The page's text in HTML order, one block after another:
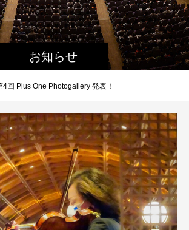
お知らせ
4回 Plus One Photogallery 発表！